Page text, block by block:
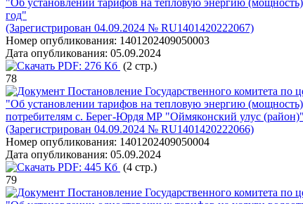
"Об установлении тарифов на тепловую энергию
год"
(Зарегистрирован 04.09.2024 № RU1401420222067)
Номер опубликования: 1401202409050003
Дата опубликования: 05.09.2024
PDF: 276 Кб (2 стр.)
78
Постановление Государственного комитета
"Об установлении тарифов на тепловую энергию
потребителям c. Берег-Юрдя МР "Оймяконский улус
(Зарегистрирован 04.09.2024 № RU1401420222066)
Номер опубликования: 1401202409050004
Дата опубликования: 05.09.2024
PDF: 445 Кб (4 стр.)
79
Постановление Государственного комитета